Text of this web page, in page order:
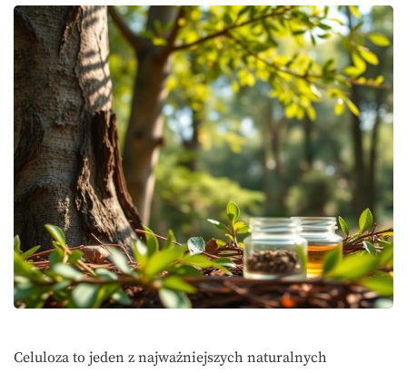
Celuloza to jeden z najważniejszych naturalnych